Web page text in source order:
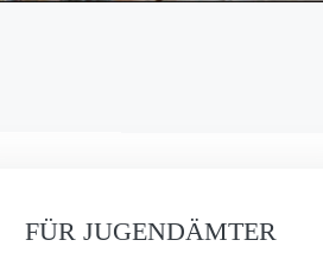
FÜR JUGENDÄMTER